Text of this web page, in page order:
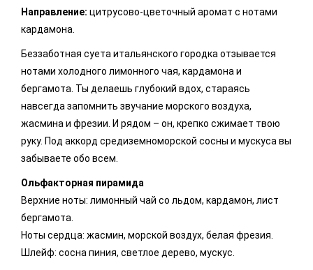
Направление: цитрусово-цветочный аромат с нотами
кардамона.
Беззаботная суета итальянского городка отзывается
нотами холодного лимонного чая, кардамона и
бергамота. Ты делаешь глубокий вдох, стараясь
навсегда запомнить звучание морского воздуха,
жасмина и фрезии. И рядом – он, крепко сжимает твою
руку. Под аккорд средиземноморской сосны и мускуса вы
забываете обо всем.
Ольфакторная пирамида
Верхние ноты: лимонный чай со льдом, кардамон, лист
бергамота.
Ноты сердца: жасмин, морской воздух, белая фрезия.
Шлейф: сосна пиния, светлое дерево, мускус.